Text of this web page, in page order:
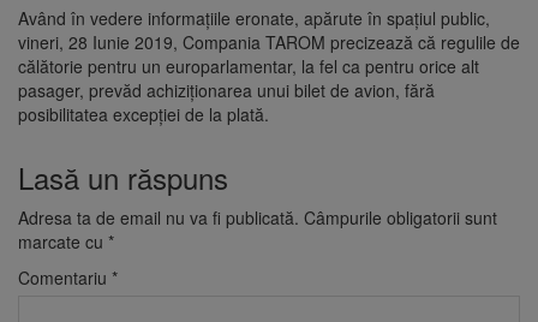
Având în vedere informaţiile eronate, apărute în spaţiul public,
vineri, 28 Iunie 2019, Compania TAROM precizează că regulile de
călătorie pentru un europarlamentar, la fel ca pentru orice alt
pasager, prevăd achiziţionarea unui bilet de avion, fără
posibilitatea excepţiei de la plată.
Lasă un răspuns
Adresa ta de email nu va fi publicată. Câmpurile obligatorii sunt
marcate cu *
Comentariu *